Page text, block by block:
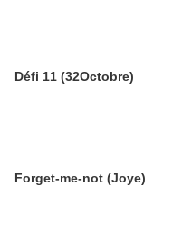
Défi 11 (32Octobre)